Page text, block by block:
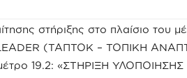
στήριξης στο πλαίσιο του
(ΤΑΠΤΟΚ – ΤΟΠΙΚΗ
19.2: «ΣΤΗΡΙΞΗ